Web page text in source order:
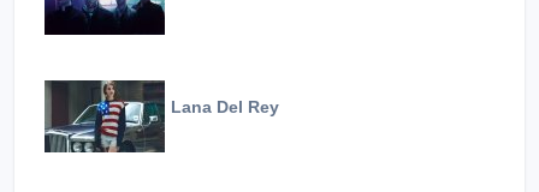
Lana Del Rey